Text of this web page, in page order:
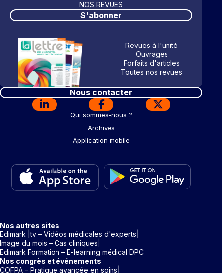
NOS REVUES
S'abonner
Revues à l'unité
Ouvrages
Forfaits d'articles
Toutes nos revues
Nous contacter
Qui sommes-nous ?
Archives
Application mobile
Nos autres sites
Edimark |tv – Vidéos médicales d'experts
Image du mois – Cas cliniques
Edimark Formation – E-learning médical DPC
Nos congrès et événements
COFPA – Pratique avancée en soins